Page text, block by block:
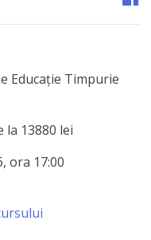
Educație Timpurie
la 13880 lei
ora 17:00